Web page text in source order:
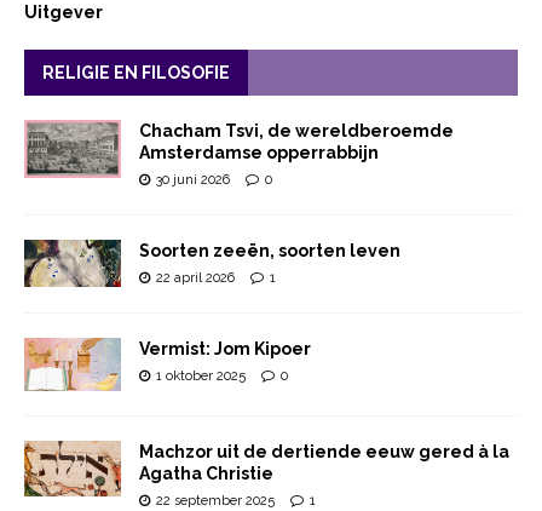
Uitgever
RELIGIE EN FILOSOFIE
Chacham Tsvi, de wereldberoemde
Amsterdamse opperrabbijn
30 juni 2026 0
Soorten zeeën, soorten leven
22 april 2026 1
Vermist: Jom Kipoer
1 oktober 2025 0
Machzor uit de dertiende eeuw gered à la
Agatha Christie
22 september 2025 1